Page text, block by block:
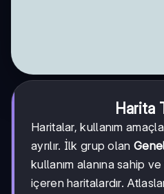
Harita
Haritalar, kullanım
ayrılır. İlk grup olan
kullanım alanına sahip
içeren haritalardır.